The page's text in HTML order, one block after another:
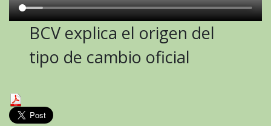
BCV explica el origen del
tipo de cambio oficial